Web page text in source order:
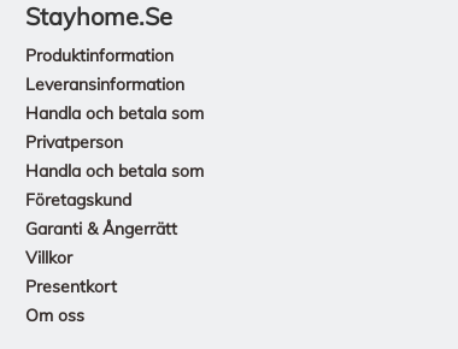
Stayhome.se
Produktinformation
Leveransinformation
Handla och betala som
Privatperson
Handla och betala som
Företagskund
Garanti & Ångerrätt
Villkor
Presentkort
Om oss